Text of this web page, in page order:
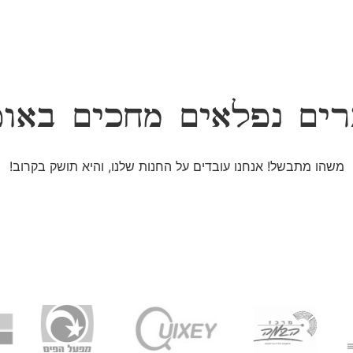
נפלאים מחכים
משהו מתבשל! אנחנו עובדים על החנות שלנו, והיא תושק בקרוב!